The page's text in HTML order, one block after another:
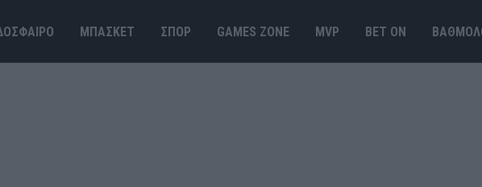
ΜΠΑΣΚΕΤ ΣΠΟΡ GAMES ΖΟΝΕ MVP BET ΟΝ